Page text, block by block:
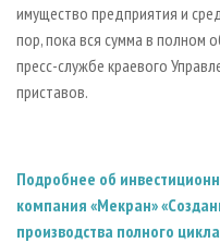
имущество предприятия и
пор, пока вся сумма в полном
пресс-службе краевого
приставов.
Подробнее об
компания «Мекран»
производства полного